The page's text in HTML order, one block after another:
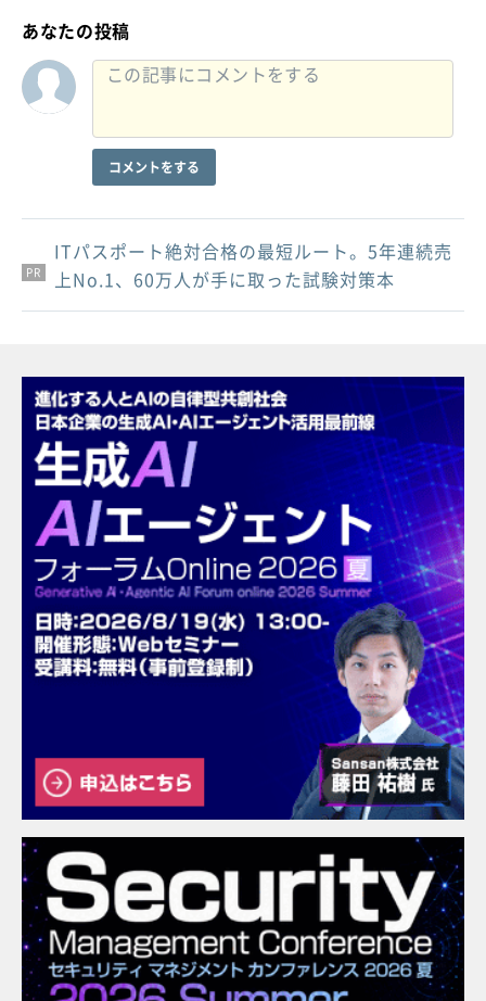
あなたの投稿
コメントをする
PR
PR
PR
ITパスポート絶対合格の最短ルート。5年連続売
上No.1、60万人が手に取った試験対策本